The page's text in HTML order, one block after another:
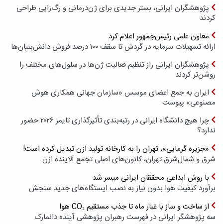
پژوهشگران ایرانی، بستر جدیدی برای ژن‌درمانی و رگ‌زایی طراحی
کردند
معاون علمی رئیس‌جمهور اعلام کرد
ارائه تسهیلات سرمایه در گردش تا سقف ۱۰۰ درصد فروش دانش‌بنیان‌ها
پژوهشگران ایرانی راز تنظیم فعالیت ژن‌ها در سلول‌های مختلف را
روشن‌تر کردند
ایران به جمع اعضای موسس «سازمان جهانی همکاری هوش
مصنوعی» پیوست
چرا هیچ دانشگاه ایرانی در رتبه‌بندی تأثیرگذاری تایمز ۲۰۲۶ حضور
ندارد؟
«جزیره گرمایی»، تهران را به کارخانه تولید ازن تبدیل کرده است!
شرق و شمال‌شرق تهران، کانون‌های اصلی تجمع آلاینده ازن
با روش ابداعی محققان ایرانی میسر شد
برآورد کیفیت هوا بدون نیاز به نصب ایستگاه‌های جدید سنجش
از ساخت و ساز با غبار ماه تا جذب مستقیم CO₂ هوا
سه پژوهشگر ایرانی در فهرست رهبران پژوهشی آینده دانمارک